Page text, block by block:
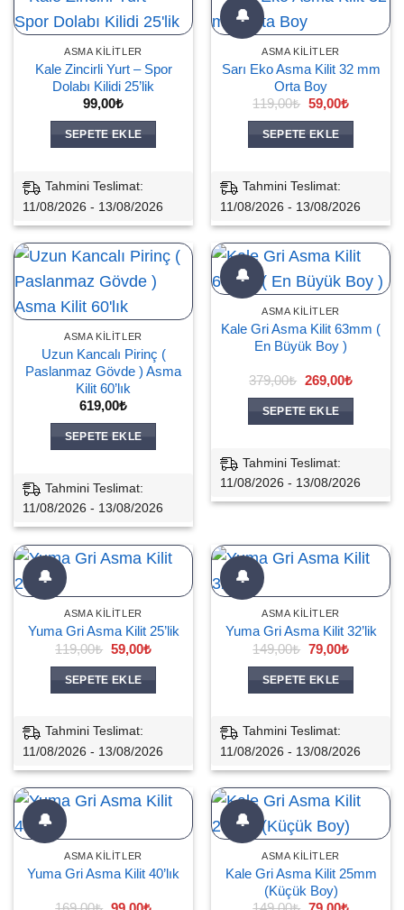
ASMA KILITLER
Kale Zincirli Yurt – Spor
Dolabı Kilidi 25’lik
99,00₺
SEPETE EKLE
Tahmini Teslimat:
11/08/2026 - 13/08/2026
🔔
ASMA KILITLER
Sarı Eko Asma Kilit 32 mm
Orta Boy
119,00₺ Orijinal
119,00₺.
59,00₺Şu
SEPETE EKLE
Tahmini Teslimat:
11/08/2026 - 13/08/2026
ASMA KILITLER
Uzun Kancalı Pirinç (
Paslanmaz Gövde ) Asma
Kilit 60’lık
619,00₺
SEPETE EKLE
Tahmini Teslimat:
11/08/2026 - 13/08/2026
🔔
ASMA KILITLER
Kale Gri Asma Kilit 63mm (
En Büyük Boy )
379,00₺ Orijinal
fiyat:
379,00₺.
269,00₺Şu
SEPETE EKLE
Tahmini Teslimat:
11/08/2026 - 13/08/2026
🔔
ASMA KILITLER
Yuma Gri Asma Kilit 25’lik
119,00₺ Orijinal
fiyat:
119,00₺.
59,00₺Şu
SEPETE EKLE
Tahmini Teslimat:
11/08/2026 - 13/08/2026
🔔
ASMA KILITLER
Yuma Gri Asma Kilit 32’lik
149,00₺ Orijinal
fiyat:
149,00₺.
79,00₺Şu
SEPETE EKLE
Tahmini Teslimat:
11/08/2026 - 13/08/2026
🔔
ASMA KILITLER
Yuma Gri Asma Kilit 40’lık
🔔
ASMA KILITLER
Kale Gri Asma Kilit 25mm
(Küçük Boy)